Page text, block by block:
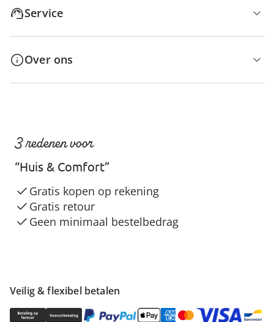
Service
Over ons
Veilig & flexibel betalen
3 redenen voor
“Huis & Comfort”
Gratis kopen op rekening
Gratis retour
Geen minimaal bestelbedrag